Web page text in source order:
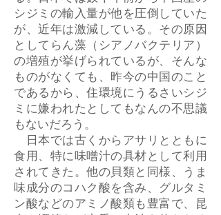
シジミの輸入量が他を圧倒していた
が、近年は激減している。その原因
としてらん藻（シアノバクテリア）
の増殖が挙げられているが、そんな
ものがなくても、昨今の中国のこと
であるから、住環境にうるさいシジ
ミに嫌われたとしてもなんの不思議
もないだろう。
日本では古くからアサリとともに
食用、特に味噌汁の具材として利用
されてきた。他の貝類と同様、うま
味成分のコハク酸を含み、グルタミ
ン酸などのアミノ酸類も豊富で、昆